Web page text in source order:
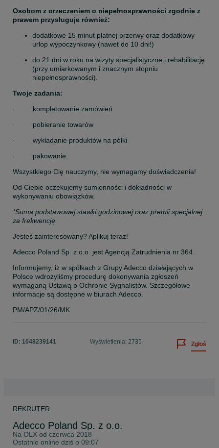
Osobom z orzeczeniem o niepełnosprawności zgodnie z
prawem przysługuje również:
dodatkowe 15 minut płatnej przerwy oraz dodatkowy
urlop wypoczynkowy (nawet do 10 dni!)
do 21 dni w roku na wizyty specjalistyczne i rehabilitację
(przy umiarkowanym i znacznym stopniu
niepełnosprawności).
Twoje zadania:
·         kompletowanie zamówień
·         pobieranie towarów
·         wykładanie produktów na półki
·         pakowanie.
Wszystkiego Cię nauczymy, nie wymagamy doświadczenia!
Od Ciebie oczekujemy sumienności i dokładności w
wykonywaniu obowiązków.
*Suma podstawowej stawki godzinowej oraz premii specjalnej
za frekwencję.
Jesteś zainteresowany? Aplikuj teraz!
Adecco Poland Sp. z o.o. jest Agencją Zatrudnienia nr 364.
Informujemy, iż w spółkach z Grupy Adecco działających w
Polsce wdrożyliśmy procedurę dokonywania zgłoszeń
wymaganą Ustawą o Ochronie Sygnalistów. Szczegółowe
informacje są dostępne w biurach Adecco.
PM/APZ/01/26/MK
ID: 1048239141 Wyświetlenia: 2735 Zgłoś
REKRUTER
Adecco Poland Sp. z o.o.
Na OLX od czerwca 2018
Ostatnio online dziś o 09:07